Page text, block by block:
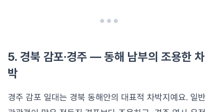
5. 경북 감포·경주 — 동해 남부의 조용한 차
박
경주 감포 일대는 경북 동해안의 대표적 차박지예요. 일반